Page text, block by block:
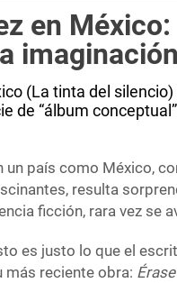
en
imaginación
(La tinta del
de “álbum
un país como México,
resulta
ficción, rara vez se
es justo lo que el
más reciente obra: